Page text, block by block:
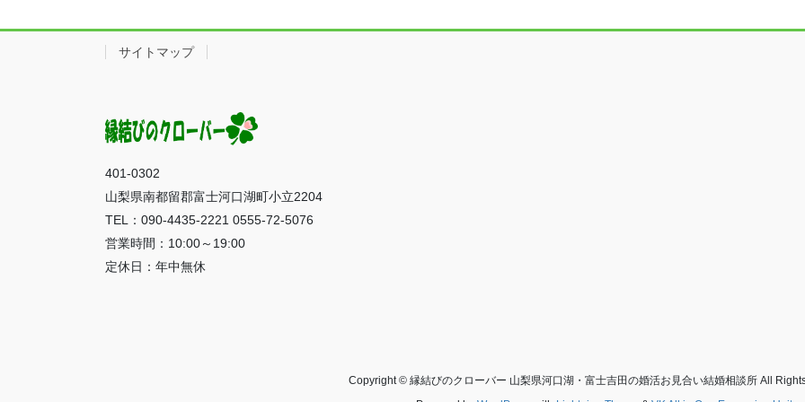
サイトマップ
401-0302
山梨県南都留郡富士河口湖町小立2204
TEL：090-4435-2221 0555-72-5076
営業時間：10:00～19:00
定休日：年中無休
Copyright © 縁結びのクローバー 山梨県河口湖・富士吉田の婚活お見合い結婚相談所 All